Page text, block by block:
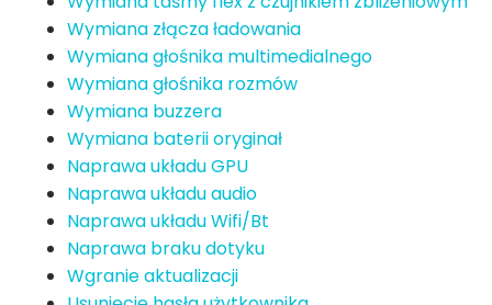
Wymiana złącza ładowania
Wymiana głośnika multimedialnego
Wymiana głośnika rozmów
Wymiana buzzera
Wymiana baterii oryginał
Naprawa układu GPU
Naprawa układu audio
Naprawa układu Wifi/Bt
Naprawa braku dotyku
Wgranie aktualizacji